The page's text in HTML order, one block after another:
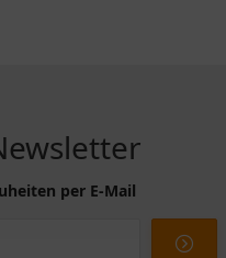
per E-Mail